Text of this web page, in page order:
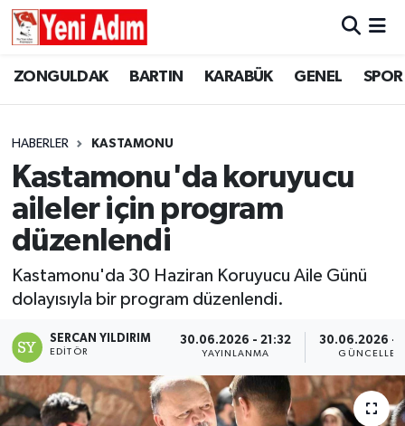
ZONGULDAK BARTIN KARABÜK GENEL SPOR
HABERLER KASTAMONU
Kastamonu'da koruyucu
aileler için program
düzenlendi
Kastamonu'da 30 Haziran Koruyucu Aile Günü
dolayısıyla bir program düzenlendi.
SERCAN YILDIRIM
EDITÖR
30.06.2026 - 21:32
YAYINLANMA
30.06.2026 -
ZONGULDAK
GÜNCEL
SİYASET
RESMİ İLAN
ZONGULDAK
GENEL
SPOR
SİYASET
SAĞLIK
GÜNCEL
Zonguldak Hava Durumu
Tüm Manşetler
Son Dakika Haberleri
Haber Arşivi